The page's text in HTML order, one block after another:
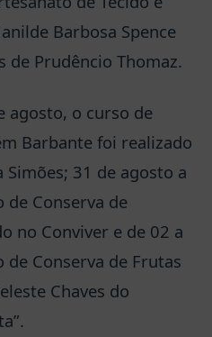
Barbosa Spence
de Prudêncio Thomaz.
agosto, o curso de
Barbante foi realizado
Simões; 31 de agosto a
Conserva de
no Conviver e de 02 a
Conserva de Frutas
Chaves do